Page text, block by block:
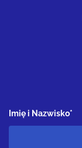
Imię i Nazwisko*